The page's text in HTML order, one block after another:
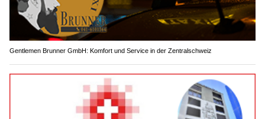
Gentlemen Brunner GmbH: Komfort und Service in der Zentralschweiz